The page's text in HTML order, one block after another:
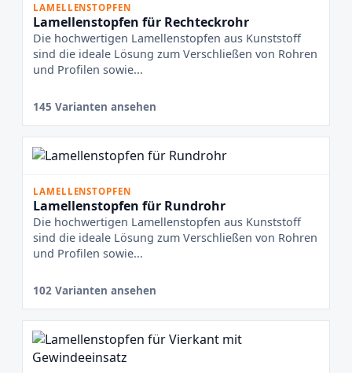
LAMELLENSTOPFEN
Lamellenstopfen für Rechteckrohr
Die hochwertigen Lamellenstopfen aus Kunststoff
sind die ideale Lösung zum Verschließen von Rohren
und Profilen sowie...
145 Varianten ansehen
LAMELLENSTOPFEN
Lamellenstopfen für Rundrohr
Die hochwertigen Lamellenstopfen aus Kunststoff
sind die ideale Lösung zum Verschließen von Rohren
und Profilen sowie...
102 Varianten ansehen